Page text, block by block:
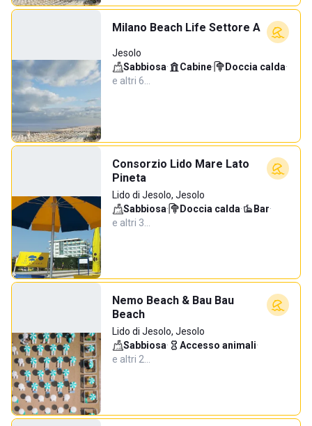
Milano Beach Life Settore A
Jesolo
Sabbiosa· Cabine· Doccia calda·
e altri 6…
Consorzio Lido Mare Lato
Pineta
Lido di Jesolo, Jesolo
Sabbiosa· Doccia calda· Bar·
e altri 3…
Nemo Beach & Bau Bau
Beach
Lido di Jesolo, Jesolo
Sabbiosa· Accesso animali·
e altri 2…